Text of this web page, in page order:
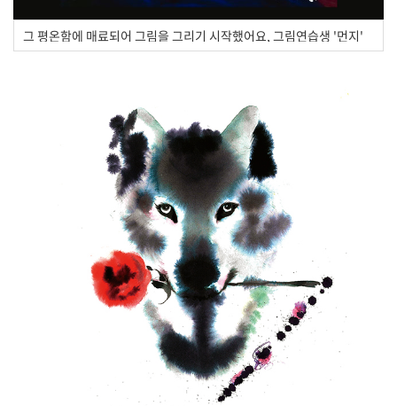
그 평온함에 매료되어 그림을 그리기 시작했어요, 그림연습생 '먼지'